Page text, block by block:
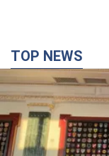
TOP NEWS